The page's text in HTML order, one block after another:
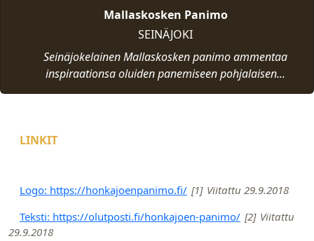
Mallaskosken Panimo
SEINÄJOKI
Seinäjokelainen Mallaskosken panimo ammentaa
inspiraationsa oluiden panemiseen pohjalaisen...
LINKIT
Logo: https://honkajoenpanimo.fi/ [1] Viitattu 29.9.2018
Teksti: https://olutposti.fi/honkajoen-panimo/ [2] Viitattu
29.9.2018